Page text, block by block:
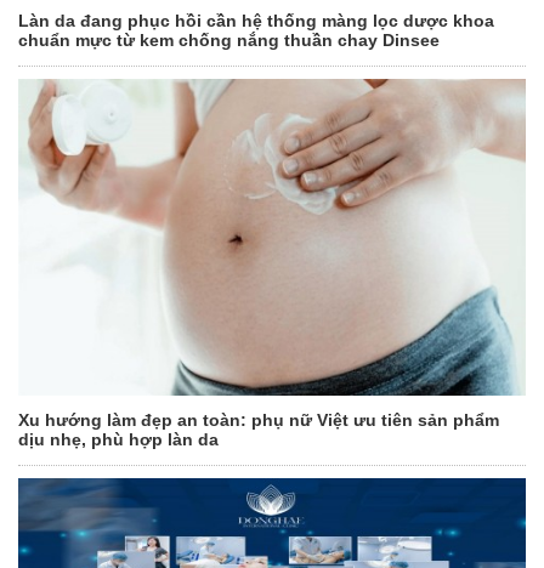
Làn da đang phục hồi cần hệ thống màng lọc dược khoa
chuẩn mực từ kem chống nắng thuần chay Dinsee
Xu hướng làm đẹp an toàn: phụ nữ Việt ưu tiên sản phẩm
dịu nhẹ, phù hợp làn da